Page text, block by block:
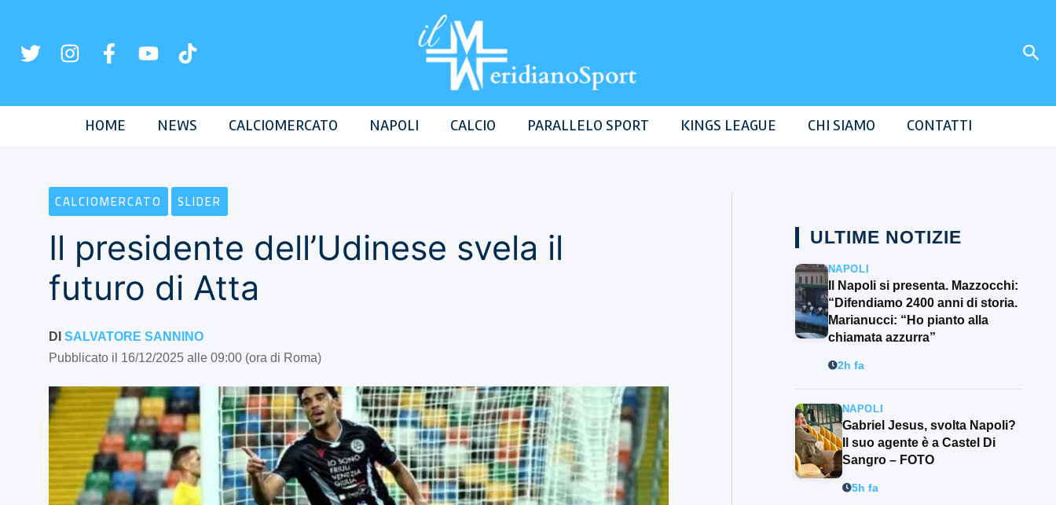
contenuto
HOME NEWS CALCIOMERCATO NAPOLI CALCIO PARALLELO SPORT KINGS LEAGUE CHI SIAMO CONTATTI
CALCIOMERCATO SLIDER
Il presidente dell’Udinese svela il
futuro di Atta
DI SALVATORE SANNINO
Pubblicato il 16/12/2025 alle 09:00 (ora di Roma)
ULTIME NOTIZIE
NAPOLI
Il Napoli si presenta. Mazzocchi:
“Difendiamo 2400 anni di storia.
Marianucci: “Ho pianto alla
chiamata azzurra”
2h fa
NAPOLI
Gabriel Jesus, svolta Napoli?
Il suo agente è a Castel Di
Sangro – FOTO
5h fa